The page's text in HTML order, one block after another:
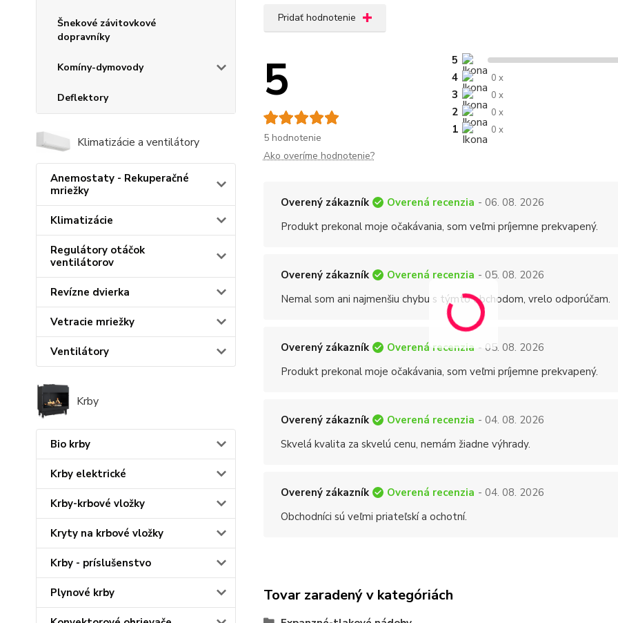
Šnekové závitovkové
dopravníky
Komíny-dymovody
Deflektory
Klimatizácie a ventilátory
Anemostaty - Rekuperačné
mriežky
Klimatizácie
Regulátory otáčok
ventilátorov
Revízne dvierka
Vetracie mriežky
Ventilátory
Krby
Bio krby
Krby elektrické
Krby-krbové vložky
Kryty na krbové vložky
Krby - príslušenstvo
Plynové krby
Pridať hodnotenie
5
5 hodnotenie
5
4
0 x
3 0 x
2 0 x
1 0 x
Ako overíme hodnotenie?
Overený zákazník Overená recenzia - 06. 08. 2026
Produkt prekonal moje očakávania, som veľmi príjemne prekvapený.
Overený zákazník Overená recenzia - 05. 08. 2026
Nemal som ani najmenšiu chybu s týmto obchodom, vrelo odporúčam.
Overený zákazník Overená recenzia - 05. 08. 2026
Produkt prekonal moje očakávania, som veľmi príjemne prekvapený.
Overený zákazník Overená recenzia - 04. 08. 2026
Skvelá kvalita za skvelú cenu, nemám žiadne výhrady.
Overený zákazník Overená recenzia - 04. 08. 2026
Obchodníci sú veľmi priateľskí a ochotní.
Tovar zaradený v kategóriách